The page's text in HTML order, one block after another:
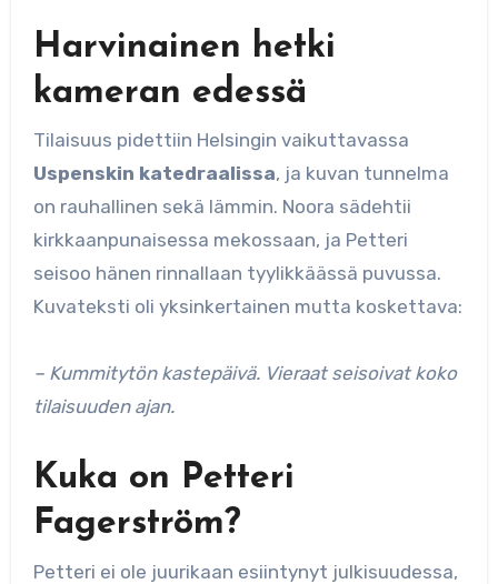
Harvinainen hetki
kameran edessä
Tilaisuus pidettiin Helsingin vaikuttavassa
Uspenskin katedraalissa, ja kuvan tunnelma
on rauhallinen sekä lämmin. Noora sädehtii
kirkkaanpunaisessa mekossaan, ja Petteri
seisoo hänen rinnallaan tyylikkäässä puvussa.
Kuvateksti oli yksinkertainen mutta koskettava:
– Kummitytön kastepäivä. Vieraat seisoivat koko
tilaisuuden ajan.
Kuka on Petteri
Fagerström?
Petteri ei ole juurikaan esiintynyt julkisuudessa,